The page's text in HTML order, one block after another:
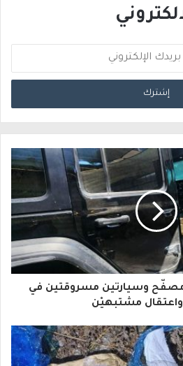
وسيارتين مسروقتين في
واعتقال مشتبهيْن